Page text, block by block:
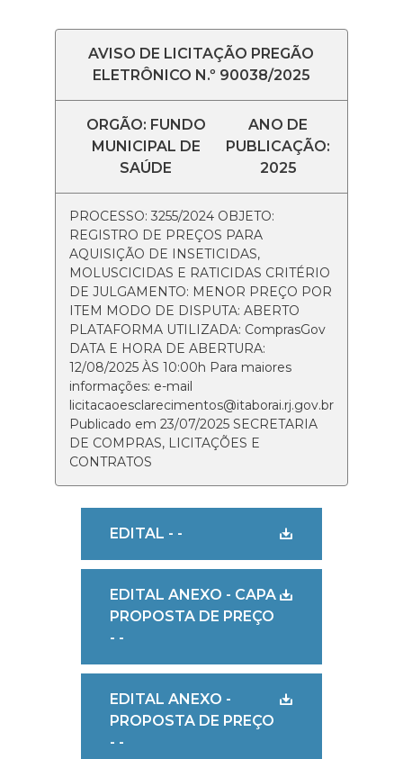
AVISO DE LICITAÇÃO PREGÃO
ELETRÔNICO N.º 90038/2025
ORGÃO: FUNDO
MUNICIPAL DE
SAÚDE
ANO DE
PUBLICAÇÃO:
2025
PROCESSO: 3255/2024 OBJETO:
REGISTRO DE PREÇOS PARA
AQUISIÇÃO DE INSETICIDAS,
MOLUSCICIDAS E RATICIDAS CRITÉRIO
DE JULGAMENTO: MENOR PREÇO POR
ITEM MODO DE DISPUTA: ABERTO
PLATAFORMA UTILIZADA: ComprasGov
DATA E HORA DE ABERTURA:
12/08/2025 ÀS 10:00h Para maiores
informações: e-mail
licitacaoesclarecimentos@itaborai.rj.gov.br
Publicado em 23/07/2025 SECRETARIA
DE COMPRAS, LICITAÇÕES E
CONTRATOS
EDITAL - -
EDITAL ANEXO - CAPA
PROPOSTA DE PREÇO
- -
EDITAL ANEXO -
PROPOSTA DE PREÇO
- -